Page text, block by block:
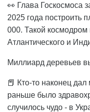
👀 Глава Госкосмоса
2025 года построить
000. Такой космодром
Атлантического и
Миллиард деревьев
📕 Кто-то наконец дал
раньше было
случилось чудо - в